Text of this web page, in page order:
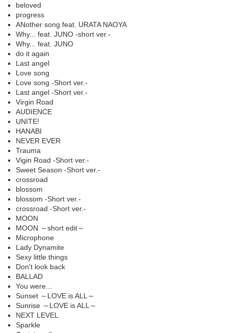
beloved
progress
ANother song feat. URATA NAOYA
Why... feat. JUNO -short ver.-
Why... feat. JUNO
do it again
Last angel
Love song
Love song -Short ver.-
Last angel -Short ver.-
Virgin Road
AUDIENCE
UNITE!
HANABI
NEVER EVER
Trauma
Vigin Road -Short ver.-
Sweet Season -Short ver.-
crossroad
blossom
blossom -Short ver.-
crossroad -Short ver.-
MOON
MOON ～short edit～
Microphone
Lady Dynamite
Sexy little things
Don't look back
BALLAD
You were...
Sunset ～LOVE is ALL～
Sunrise ～LOVE is ALL～
NEXT LEVEL
Sparkle